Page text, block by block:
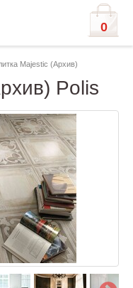
0
Majestic (Архив)
Polis